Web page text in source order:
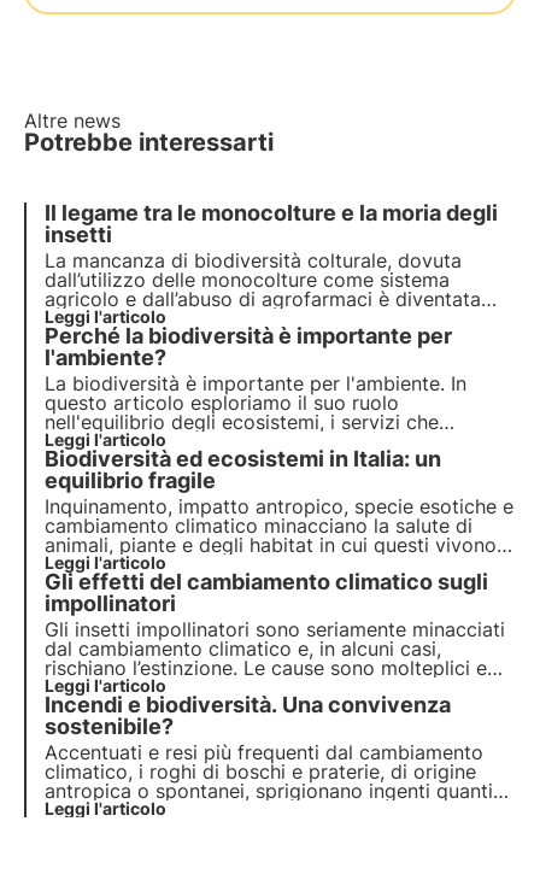
Altre news
Potrebbe interessarti
Il legame tra le monocolture e la moria degli
insetti
La mancanza di biodiversità colturale, dovuta
dall’utilizzo delle monocolture come sistema
agricolo e dall’abuso di agrofarmaci è diventata
negli ultimi anni una reale minaccia per gli insetti,
tra cui i principali impollinatori.
Leggi l'articolo
Perché la biodiversità è importante per
l'ambiente?
La biodiversità è importante per l'ambiente. In
questo articolo esploriamo il suo ruolo
nell'equilibrio degli ecosistemi, i servizi che
fornisce, l'importanza per la ricerca scientifica e il
suo impatto sul benessere umano. Scopri come
3Bee si impegna nella tutela della biodiversità con
le Oasi.
Leggi l'articolo
Biodiversità ed ecosistemi in Italia: un
equilibrio fragile
Inquinamento, impatto antropico, specie esotiche e
cambiamento climatico minacciano la salute di
animali, piante e degli habitat in cui questi vivono.
Il programma delle Nazioni Unite entro il 2030
prevede protezione e ripristino. Ma servono azioni
puntuali.
Leggi l'articolo
Gli effetti del cambiamento climatico sugli
impollinatori
Gli insetti impollinatori sono seriamente minacciati
dal cambiamento climatico e, in alcuni casi,
rischiano l’estinzione. Le cause sono molteplici e
possono coinvolgere direttamente gli insetti o
indirettamente le piante che visitano. Ma quali
sono gli effetti? Scopriamolo in questo articolo.
Leggi l'articolo
Incendi e biodiversità. Una convivenza
sostenibile?
Accentuati e resi più frequenti dal cambiamento
climatico, i roghi di boschi e praterie, di origine
antropica o spontanei, sprigionano ingenti quantità
di CO2 e modificano l’ecosistema forestale con
Leggi l'articolo